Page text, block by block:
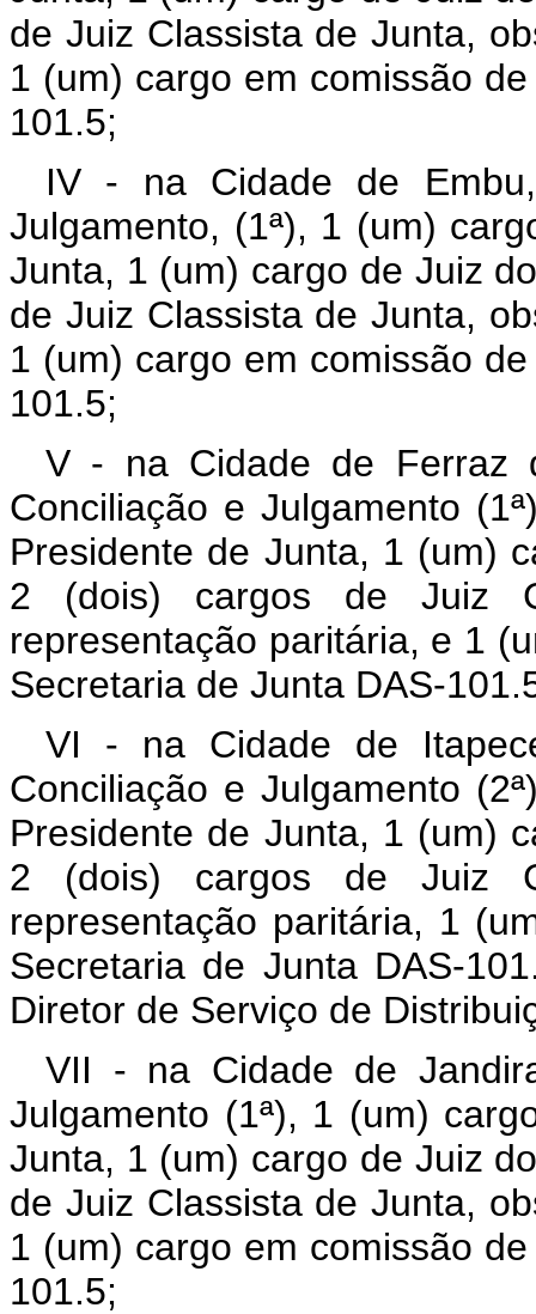
de Juiz Classista de Junta,
1 (um) cargo em comissão
101.5;
IV - na Cidade de
Julgamento, (1ª), 1 (um)
Junta, 1 (um) cargo de Juiz
de Juiz Classista de Junta,
1 (um) cargo em comissão
101.5;
V - na Cidade de Ferraz
Conciliação e Julgamento
Presidente de Junta, 1 (um)
2 (dois) cargos de Juiz
representação paritária, e 1
Secretaria de Junta DAS-
VI - na Cidade de
Conciliação e Julgamento
Presidente de Junta, 1 (um)
2 (dois) cargos de Juiz
representação paritária, 1
Secretaria de Junta DAS-
Diretor de Serviço de
VII - na Cidade de
Julgamento (1ª), 1 (um)
Junta, 1 (um) cargo de Juiz
de Juiz Classista de Junta,
1 (um) cargo em comissão
101.5;